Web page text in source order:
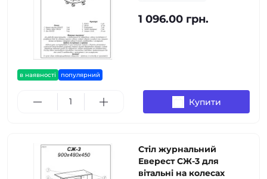
в наявності популярний
1 096.00 грн.
Купити
Стіл журнальний
Еверест СЖ-3 для
вітальні на колесах